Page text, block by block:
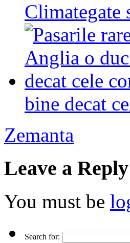
Climategate
bine decat
Zemanta
Leave a Reply
You must be
Search for: